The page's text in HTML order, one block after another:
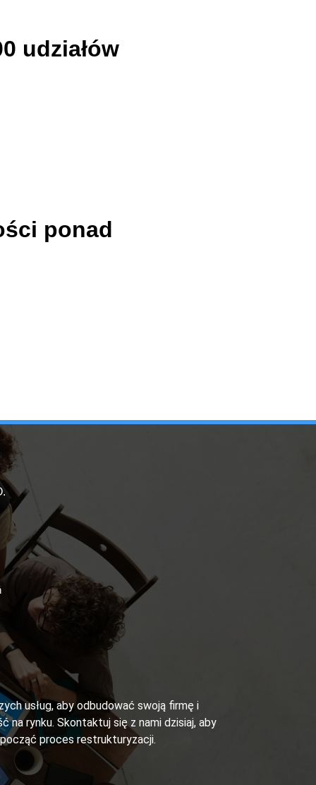
udziałów
ponad
usług, aby odbudować swoją firmę i
na rynku. Skontaktuj się z nami dzisiaj, aby
proces restrukturyzacji.